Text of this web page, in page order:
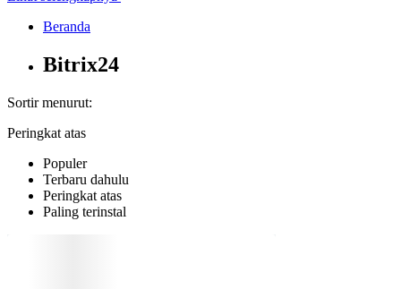
Beranda
Bitrix24
Sortir menurut:
Peringkat atas
Populer
Terbaru dahulu
Peringkat atas
Paling terinstal